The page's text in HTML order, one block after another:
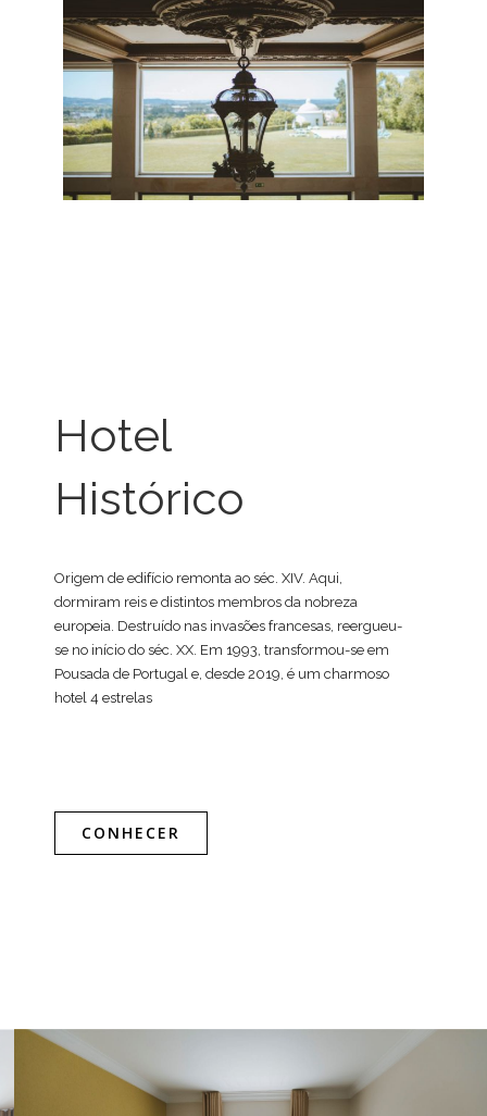
Hotel
Histórico
Origem de edifício remonta ao séc. XIV. Aqui,
dormiram reis e distintos membros da nobreza
europeia. Destruído nas invasões francesas, reergueu-
se no início do séc. XX. Em 1993, transformou-se em
Pousada de Portugal e, desde 2019, é um charmoso
hotel 4 estrelas
CONHECER